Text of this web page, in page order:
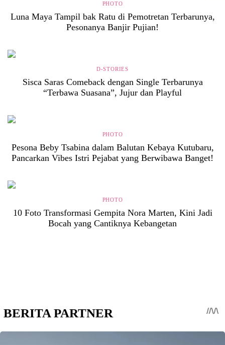
PHOTO
Luna Maya Tampil bak Ratu di Pemotretan Terbarunya,
Pesonanya Banjir Pujian!
D-STORIES
Sisca Saras Comeback dengan Single Terbarunya
“Terbawa Suasana”, Jujur dan Playful
PHOTO
Pesona Beby Tsabina dalam Balutan Kebaya Kutubaru,
Pancarkan Vibes Istri Pejabat yang Berwibawa Banget!
PHOTO
10 Foto Transformasi Gempita Nora Marten, Kini Jadi
Bocah yang Cantiknya Kebangetan